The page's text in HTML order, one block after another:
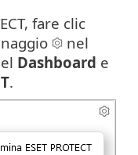
fare clic
nel
Dashboard e
.